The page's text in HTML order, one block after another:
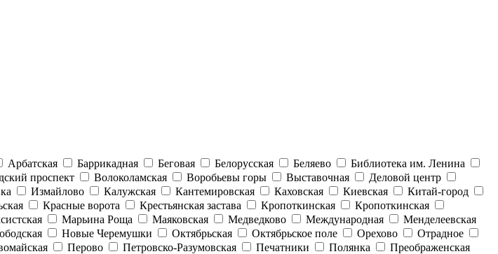
Арбатская Баррикадная Беговая Белорусская Беляево
Библиотека им. Ленина
проспект Волоколамская Воробьевы горы Выставочная
Деловой центр
Измайлово Калужская Кантемировская Каховская Киевская
Китай-город
Красные ворота Крестьянская застава Кропоткинская
Кропоткинская
Марьина Роща Маяковская Медведково Международная
Менделеевская
Новые Черемушки Октябрьская Октябрьское поле Орехово
Отрадное
Перово Петровско-Разумовская Печатники Полянка
Преображенская